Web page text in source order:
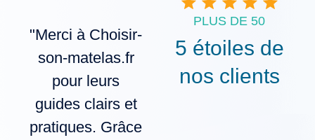
"Merci à Choisir-
son-matelas.fr
pour leurs
guides clairs et
pratiques. Grâce
Choisir-son-
matelas.fr sont
PLUS DE 50
5 étoiles de
nos clients